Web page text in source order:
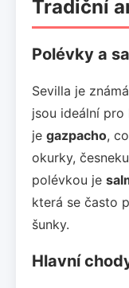
Tradiční
Polévky a
Sevilla je
jsou ideální
je gazpacho,
okurky,
polévkou je
která se často
šunky.
Hlavní